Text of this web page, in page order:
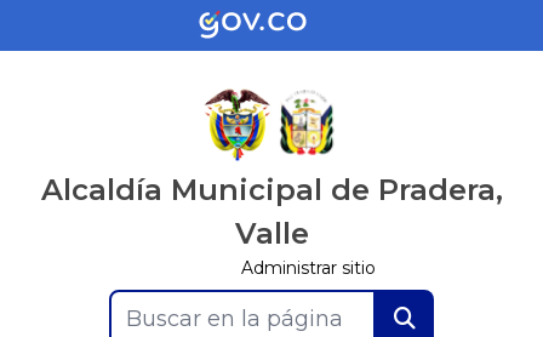
Alcaldía Municipal de Pradera,
Valle
Administrar sitio
Buscar en la página